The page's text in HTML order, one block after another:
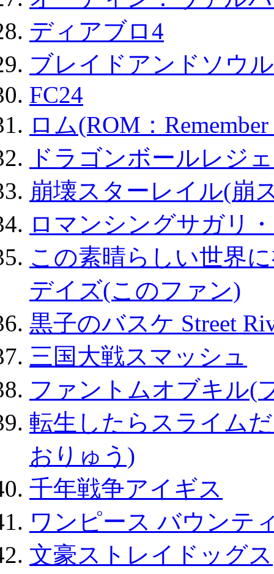
ディアブロ4
ブレイドアンドソウ
FC24
ロム(ROM：
ドラゴンボールレジ
崩壊スターレイル(崩
ロマンシングサガリ
この素晴らしい世界
デイズ(このファン)
黒子のバスケ Street
三国大戦スマッシュ
ファントムオブキル(
転生したらスライム
おりゅう)
千年戦争アイギス
ワンピース バウンテ
文豪ストレイドッグス